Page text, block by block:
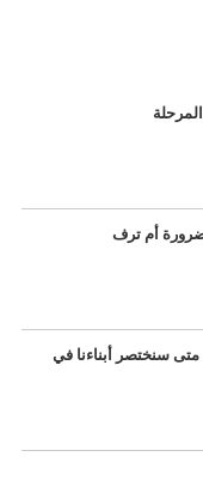
ضرورة أم ترف
متى سنختصر أبناءنا في